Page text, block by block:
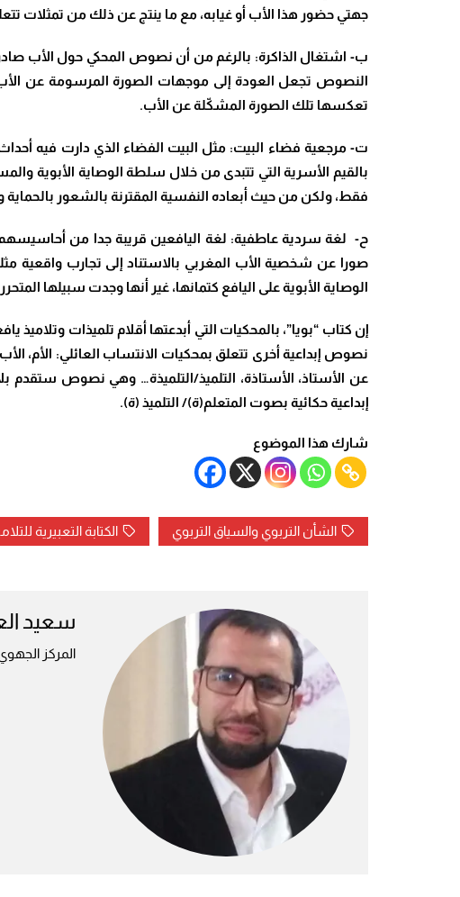
جهتي حضور هذا الأب أو غيابه، مع ما ينتج عن ذلك من تمثلات
ب‌- اشتغال الذاكرة: بالرغم من أن نصوص المحكي حول الأب
النصوص تجعل العودة إلى موجهات الصورة المرسومة عن الأب
تعكسها تلك الصورة المشكّلة عن الأب.
ت‌- مرجعية فضاء البيت: مثل البيت الفضاء الذي دارت فيه
بالقيم الأسرية التي تتبدى من خلال سلطة الوصاية الأبوية
فقط، ولكن من حيث أبعاده النفسية المقترنة بالشعور بالحماية
ح‌- لغة سردية عاطفية: لغة اليافعين قريبة جدا من
صورا عن شخصية الأب المغربي بالاستناد إلى تجارب واقعية
الوصاية الأبوية على اليافع كتمانها، غير أنها وجدت سبيلها
إن كتاب “بويا”، بالمحكيات التي أبدعتها أقلام تلميذات
نصوص إبداعية أخرى تتعلق بمحكيات الانتساب العائلي: الأم،
عن الأستاذ، الأستاذة، التلميذ/التلميذة… وهي نصوص
إبداعية حكائية بصوت المتعلم(ة)/ التلميذ (ة).
شارك هذا الموضوع
الشأن التربوي والسياق التربوي الكتابة التعبيرية
سعيد
المركز